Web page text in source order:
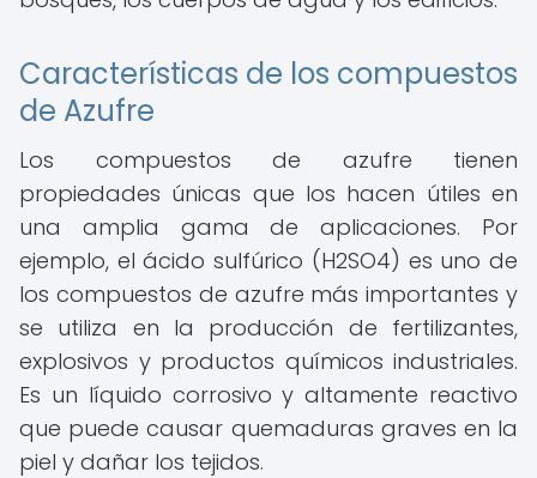
Características de los compuestos
de Azufre
Los compuestos de azufre tienen
propiedades únicas que los hacen útiles en
una amplia gama de aplicaciones. Por
ejemplo, el ácido sulfúrico (H2SO4) es uno de
los compuestos de azufre más importantes y
se utiliza en la producción de fertilizantes,
explosivos y productos químicos industriales.
Es un líquido corrosivo y altamente reactivo
que puede causar quemaduras graves en la
piel y dañar los tejidos.